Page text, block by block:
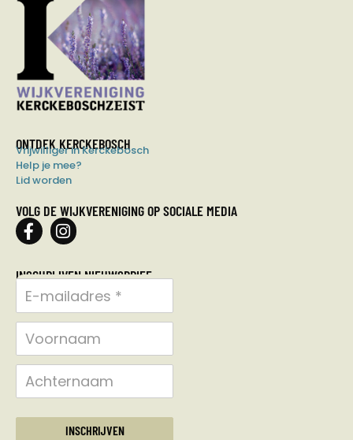
ONTDEK KERCKEBOSCH
Vrijwilliger in Kerckebosch
Help je mee?
Lid worden
VOLG DE WIJKVERENIGING OP SOCIALE MEDIA
INSCHRIJVEN NIEUWSBRIEF
INSCHRIJVEN